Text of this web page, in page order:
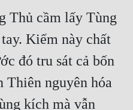
Thủ cầm lấy Tùng
Kiếm này chất
đó tru sát cả bốn
nguyên hóa
kích mà vẫn